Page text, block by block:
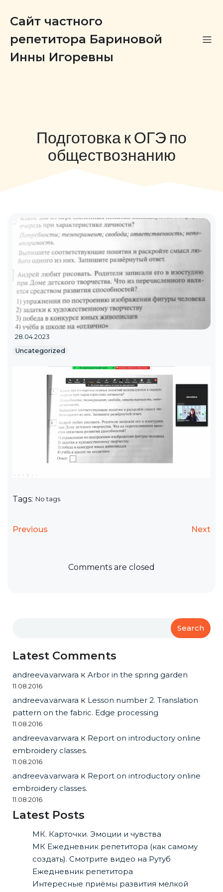
Сайт частного
репетитора Бариновой
Инны Игоревны
Подготовка к ОГЭ по
обществознанию
28.04.2023
Uncategorized
Tags: No tags
Previous Next
Comments are closed
Search
Latest Comments
andreeva.varwara к Arbor in the spring garden
11.08.2016
andreeva.varwara к Lesson number 2. Translation
pattern on the fabric. Edge processing
11.08.2016
andreeva.varwara к Report on introductory online
embroidery classes.
11.08.2016
andreeva.varwara к Report on introductory online
embroidery classes.
11.08.2016
Latest Posts
МК. Карточки. Эмоции и чувства
МК Ежедневник репетитора (как самому
создать). Смотрите видео на Рутуб
Ежедневник репетитора
Интересные приёмы развития мелкой